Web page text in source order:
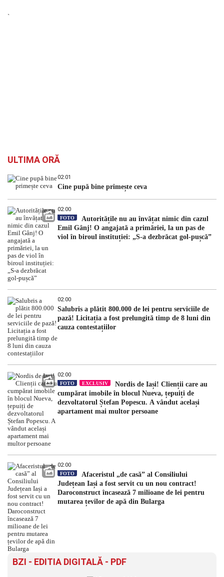
`
ULTIMA ORĂ
02:01
Cine pupă bine primește ceva
02:00
FOTO
Autoritățile nu au învățat nimic din cazul
Emil Gânj! O angajată a primăriei, la un pas de
viol în biroul instituției: „S-a dezbrăcat gol-pușcă”
02:00
Salubris a plătit 800.000 de lei pentru serviciile de
pază! Licitația a fost prelungită timp de 8 luni din
cauza contestațiilor
02:00
FOTO EXCLUSIV
Nordis de Iași! Clienții care au
cumpărat imobile în blocul Nueva, țepuiți de
dezvoltatorul Ștefan Popescu. A vândut același
apartament mai multor persoane
02:00
FOTO
Afaceristul „de casă” al Consiliului
Județean Iași a fost servit cu un nou contract!
Daroconstruct încasează 7 milioane de lei pentru
mutarea țevilor de apă din Bularga
BZI - EDITIA DIGITALĂ - PDF